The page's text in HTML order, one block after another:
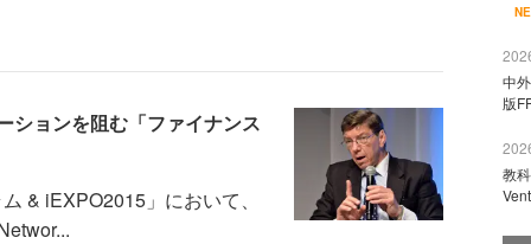
ションを阻む「ファイナンス
& iEXPO2015」において、
中
版
教